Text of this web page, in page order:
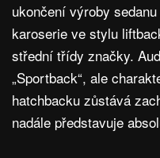
ukončení výroby
karoserie ve stylu
střední třídy značky.
„Sportback“, ale
hatchbacku zůstává
nadále představuje